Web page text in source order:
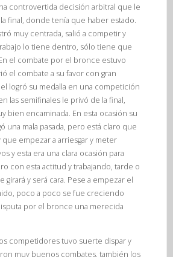
controvertida decisión arbitral que le
final, donde tenía que haber estado.
muy centrada, salió a competir y
lo tiene dentro, sólo tiene que
el combate por el bronce estuvo
el combate a su favor con gran
logró su medalla en una competición
las semifinales le privó de la final,
bien encaminada. En esta ocasión su
una mala pasada, pero está claro que
que empezar a arriesgar y meter
y esta era una clara ocasión para
con esta actitud y trabajando, tarde o
girará y será cara. Pese a empezar el
poco a poco se fue creciendo
por el bronce una merecida
competidores tuvo suerte dispar y
muy buenos combates, también los